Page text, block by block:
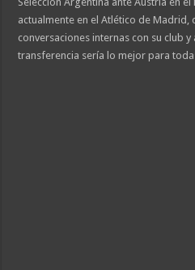
actualmente en el Atlético de Madrid,
conversaciones internas con su club
transferencia sería lo mejor para